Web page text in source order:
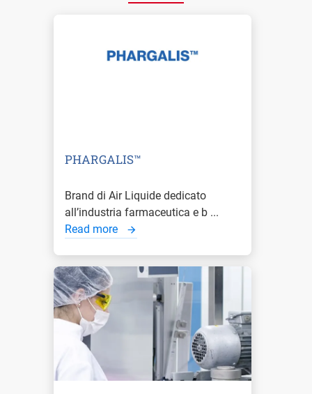
PHARGALIS™
Brand di Air Liquide dedicato
all’industria farmaceutica e b ...
Read more